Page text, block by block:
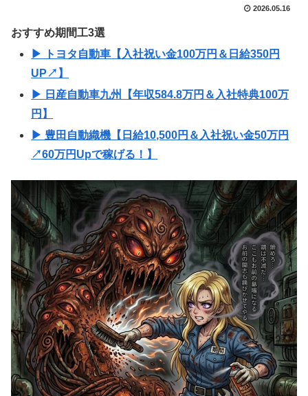
2026.05.16
おすすめ期間工3選
▶ トヨタ自動車【入社祝い金100万円＆日給350円
UP↗】
▶ 日産自動車九州【年収584.8万円＆入社特典100万
円】
▶ 豊田自動織機【日給10,500円＆入社祝い金50万円
↗60万円Upで稼げる！】